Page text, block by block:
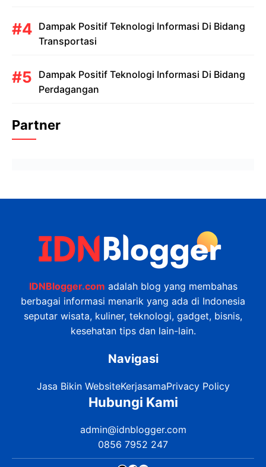
Dampak Positif Teknologi Informasi Di Bidang
Transportasi
Dampak Positif Teknologi Informasi Di Bidang
Perdagangan
Partner
IDNBlogger.com adalah blog yang membahas
berbagai informasi menarik yang ada di Indonesia
seputar wisata, kuliner, teknologi, gadget, bisnis,
kesehatan tips dan lain-lain.
Navigasi
Jasa Bikin WebsiteKerjasamaPrivacy Policy
Hubungi Kami
admin@idnblogger.com
0856 7952 247